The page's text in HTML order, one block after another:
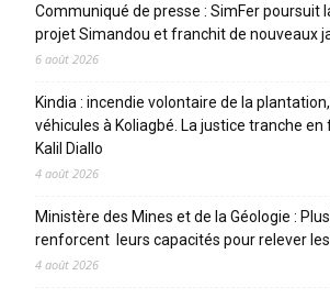
Communiqué de presse : SimFer poursuit
projet Simandou et franchit de nouveaux
6 août 2026
Kindia : incendie volontaire de la
véhicules à Koliagbé. La justice tranche en
Kalil Diallo
4 août 2026
Ministère des Mines et de la Géologie :
renforcent leurs capacités pour relever
4 août 2026